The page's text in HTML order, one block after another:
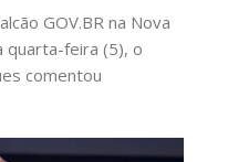
GOV.BR na Nova
quarta-feira (5), o
comentou